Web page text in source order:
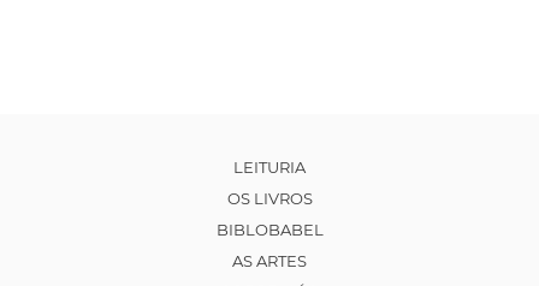
LEITURIA
OS LIVROS
BIBLOBABEL
AS ARTES